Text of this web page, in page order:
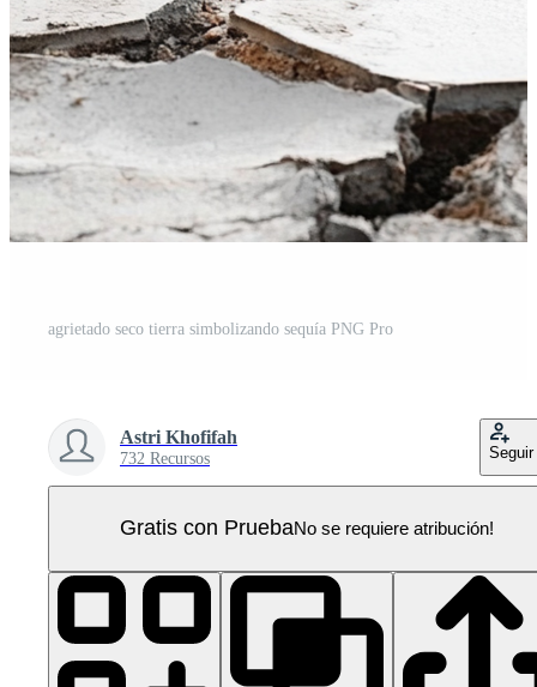
agrietado seco tierra simbolizando sequía PNG Pro
Astri Khofifah
732 Recursos Seguir
Gratis con PruebaNo se requiere atribución!